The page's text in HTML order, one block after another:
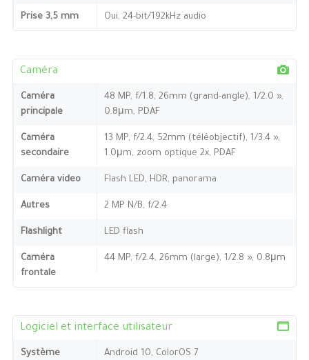
Prise 3,5 mm Oui, 24-bit/192kHz audio
Caméra
Caméra
principale
48 MP, f/1.8, 26mm (grand-angle), 1/2.0 »,
0.8μm, PDAF
Caméra
secondaire
13 MP, f/2.4, 52mm (téléobjectif), 1/3.4 »,
1.0μm, zoom optique 2x, PDAF
Caméra video Flash LED, HDR, panorama
Autres 2 MP N/B, f/2.4
Flashlight LED flash
Caméra
frontale
44 MP, f/2.4, 26mm (large), 1/2.8 », 0.8μm
Logiciel et interface utilisateur
Système
Android 10, ColorOS 7